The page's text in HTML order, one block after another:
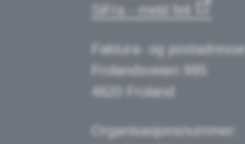
SiFra - meld feil
Faktura- og postadresse:
Frolandsveien 995
4820 Froland
Organisasjonsnummer: